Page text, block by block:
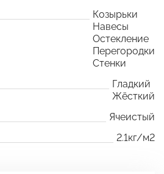
Козырьки
Навесы
Остекление
Перегородки
Стенки
Гладкий
Жёсткий
Ячеистый
2.1кг/м2